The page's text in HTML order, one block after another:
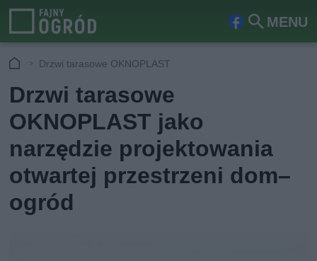
MENU
Fa Szu
Drzwi tarasowe OKNOPLAST
Drzwi tarasowe
OKNOPLAST jako
narzędzie projektowania
otwartej przestrzeni dom–
ogród